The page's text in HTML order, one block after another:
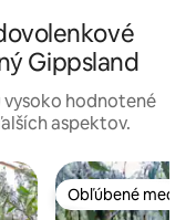
Gippsland
hodnotené
aspektov.
Obľúbené medzi
Obľúbené medzi